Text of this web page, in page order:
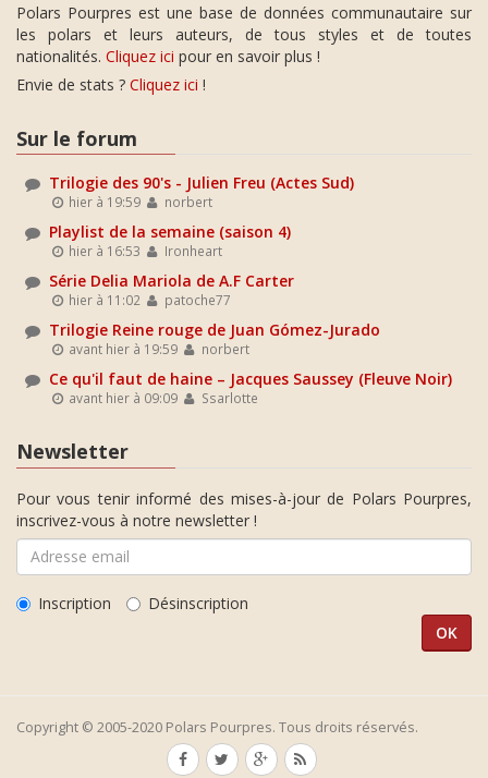
Polars Pourpres est une base de données communautaire sur
les polars et leurs auteurs, de tous styles et de toutes
nationalités. Cliquez ici pour en savoir plus !
Envie de stats ? Cliquez ici !
Sur le forum
Trilogie des 90's - Julien Freu (Actes Sud)
hier à 19:59 norbert
Playlist de la semaine (saison 4)
hier à 16:53 Ironheart
Série Delia Mariola de A.F Carter
hier à 11:02 patoche77
Trilogie Reine rouge de Juan Gómez-Jurado
avant hier à 19:59 norbert
Ce qu'il faut de haine – Jacques Saussey (Fleuve Noir)
avant hier à 09:09 Ssarlotte
Newsletter
Pour vous tenir informé des mises-à-jour de Polars Pourpres,
inscrivez-vous à notre newsletter !
Inscription Désinscription
Copyright © 2005-2020 Polars Pourpres. Tous droits réservés.